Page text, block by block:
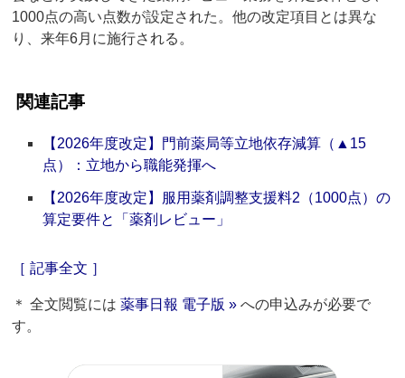
1000点の高い点数が設定された。他の改定項目とは異な
り、来年6月に施行される。
関連記事
【2026年度改定】門前薬局等立地依存減算（▲15
点）：立地から職能発揮へ
【2026年度改定】服用薬剤調整支援料2（1000点）の
算定要件と「薬剤レビュー」
［ 記事全文 ］
＊ 全文閲覧には薬事日報 電子版 » への申込みが必要で
す。